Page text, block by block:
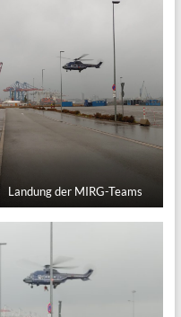
Landung der MIRG-Teams